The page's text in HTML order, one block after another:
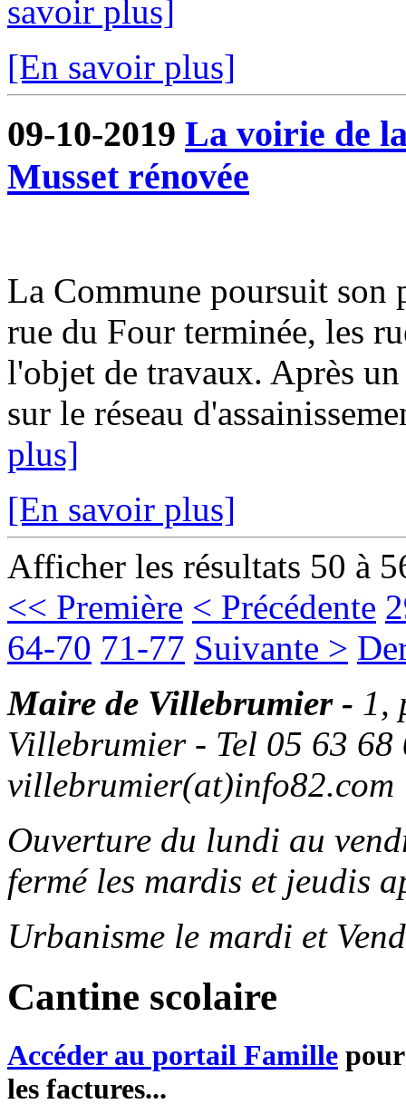
savoir plus]
[En savoir plus]
09-10-2019 La voirie de
Musset rénovée
La Commune poursuit
rue du Four terminée, les
l'objet de travaux. Après un
sur le réseau
plus]
[En savoir plus]
Afficher les résultats 50 à
<< Première < Précédente
64-70 71-77 Suivante >
Maire de Villebrumier - 1,
Villebrumier - Tel 05 63
villebrumier(at)info82.com
Ouverture du lundi au
fermé les mardis et jeudis
Urbanisme le mardi et
Cantine scolaire
Accéder au portail Famille
les factures...